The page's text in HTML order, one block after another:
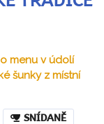
menu v údolí
šunky z místní
SNÍDANĚ